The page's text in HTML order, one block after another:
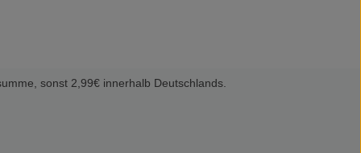
sonst 2,99€ innerhalb Deutschlands.